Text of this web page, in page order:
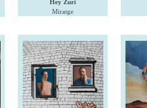
Hey Zuri
Miratge